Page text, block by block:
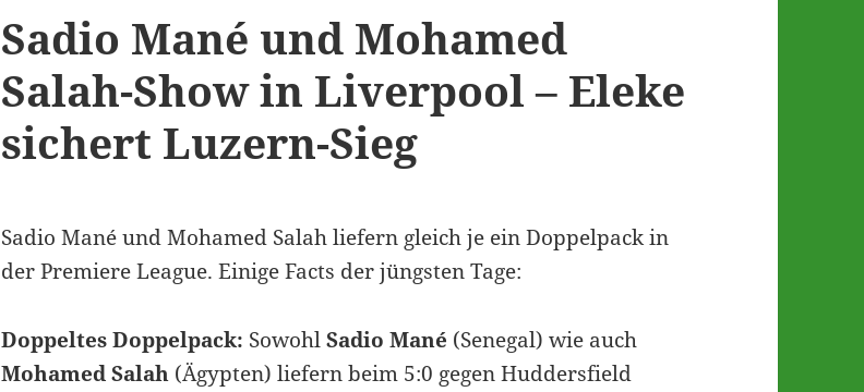
Sadio Mané und Mohamed
Salah-Show in Liverpool – Eleke
sichert Luzern-Sieg
Sadio Mané und Mohamed Salah liefern gleich je ein Doppelpack in
der Premiere League. Einige Facts der jüngsten Tage:
Doppeltes Doppelpack: SowohlSadio Mané (Senegal) wie auch
Mohamed Salah (Ägypten) liefern beim 5:0 gegen Huddersfield